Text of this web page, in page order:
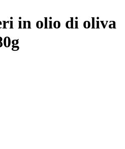
in olio di oliva